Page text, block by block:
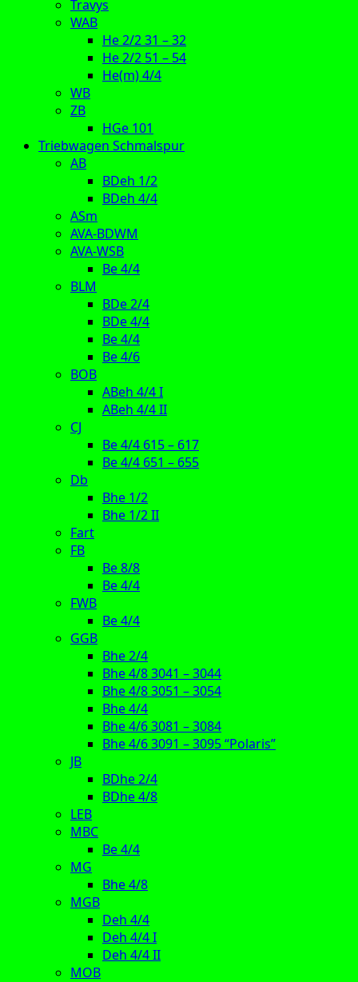
Travys
WAB
He 2/2 31 – 32
He 2/2 51 – 54
He(m) 4/4
WB
ZB
HGe 101
Triebwagen Schmalspur
AB
BDeh 1/2
BDeh 4/4
ASm
AVA-BDWM
AVA-WSB
Be 4/4
BLM
BDe 2/4
BDe 4/4
Be 4/4
Be 4/6
BOB
ABeh 4/4 I
ABeh 4/4 II
CJ
Be 4/4 615 – 617
Be 4/4 651 – 655
Db
Bhe 1/2
Bhe 1/2 II
Fart
FB
Be 8/8
Be 4/4
FWB
Be 4/4
GGB
Bhe 2/4
Bhe 4/8 3041 – 3044
Bhe 4/8 3051 – 3054
Bhe 4/4
Bhe 4/6 3081 – 3084
Bhe 4/6 3091 – 3095 “Polaris”
JB
BDhe 2/4
BDhe 4/8
LEB
MBC
Be 4/4
MG
Bhe 4/8
MGB
Deh 4/4
Deh 4/4 I
Deh 4/4 II
MOB